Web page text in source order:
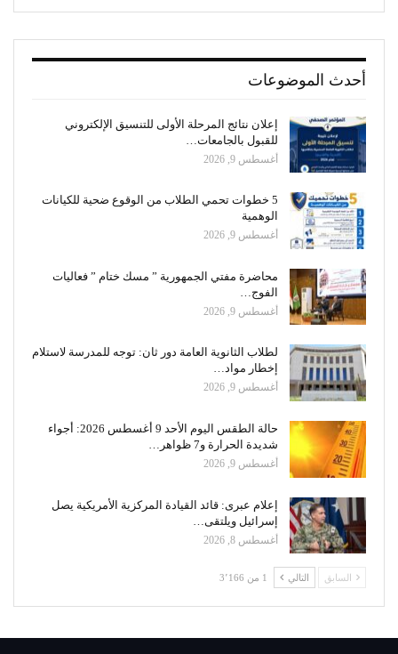
أحدث الموضوعات
إعلان نتائج المرحلة الأولى للتنسيق الإلكتروني
للقبول بالجامعات…
أغسطس 9, 2026
5 خطوات تحمي الطلاب من الوقوع ضحية للكيانات
الوهمية
أغسطس 9, 2026
محاضرة مفتي الجمهورية ” مسك ختام ” فعاليات
الفوج…
أغسطس 9, 2026
لطلاب الثانوية العامة دور ثان: توجه للمدرسة لاستلام
إخطار مواد…
أغسطس 9, 2026
حالة الطقس اليوم الأحد 9 أغسطس 2026: أجواء
شديدة الحرارة و7 ظواهر…
أغسطس 9, 2026
إعلام عبرى: قائد القيادة المركزية الأمريكية يصل
إسرائيل ويلتقى…
أغسطس 8, 2026
السابق التالي 1 من 3٬166